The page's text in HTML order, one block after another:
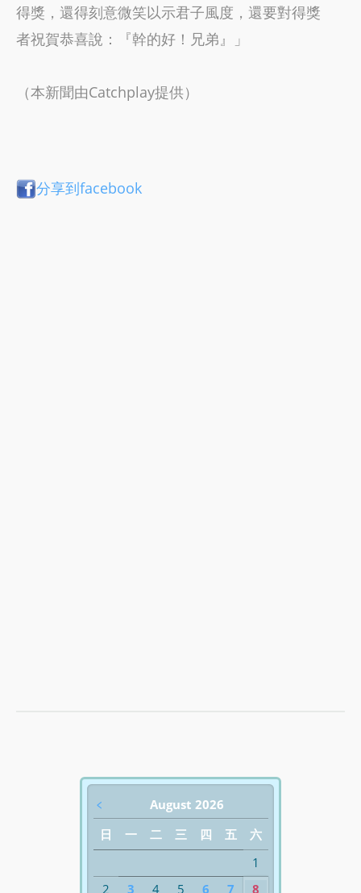
得獎，還得刻意微笑以示君子風度，還要對得獎
者祝賀恭喜說：『幹的好！兄弟』」
（本新聞由Catchplay提供）
分享到facebook
August 2026
﹤
日
一 二 三 四 五
六
1
2
3 4 5 6 7 8